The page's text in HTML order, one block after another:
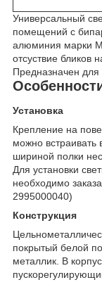
Универсальный
помещений с
алюминия марки
отсуствие бликов
Предназначен
Установка
Крепление на
можно встраивать
шириной полки
Для установки
необходимо
2995000040)
Конструкция
покрытый белой
металлик. В